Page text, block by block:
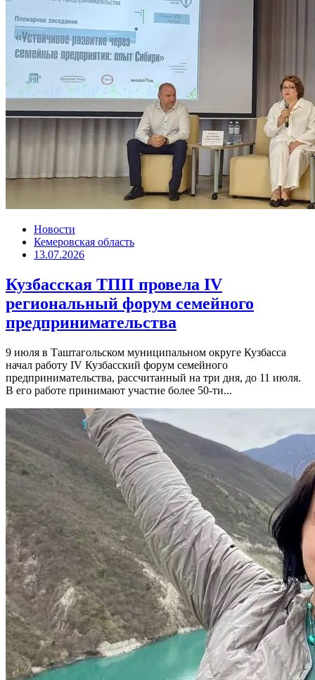
Новости
Кемеровская область
13.07.2026
Кузбасская ТПП провела IV
региональный форум семейного
предпринимательства
9 июля в Таштагольском муниципальном округе Кузбасса
начал работу IV Кузбасский форум семейного
предпринимательства, рассчитанный на три дня, до 11 июля.
В его работе принимают участие более 50-ти...